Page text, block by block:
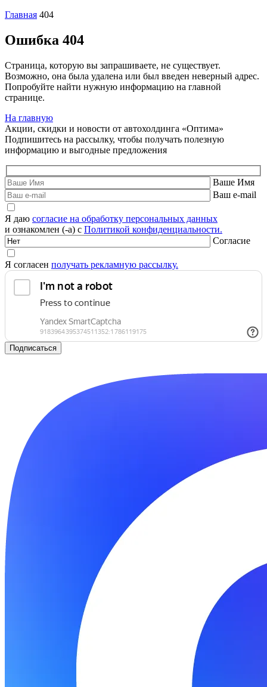
Главная 404
Ошибка 404
Страница, которую вы запрашиваете, не существует.
Возможно, она была удалена или был введен неверный адрес.
Попробуйте найти нужную информацию на главной
странице.
На главную
Акции, скидки и новости от автохолдинга «Оптима»
Подпишитесь на рассылку, чтобы получать полезную
информацию и выгодные предложения
Ваше Имя
Ваш e-mail
Я даю согласие на обработку персональных данных
и ознакомлен (-а) с Политикой конфиденциальности.
Согласие
Я согласен получать рекламную рассылку.